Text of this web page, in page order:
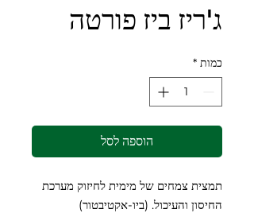
ג'ריז ביז פורטה
כמות *
הוספה לסל
תמצית צמחים של מימית לחיזוק מערכת
החיסון והעיכול. (ביו-אקטיבטור)